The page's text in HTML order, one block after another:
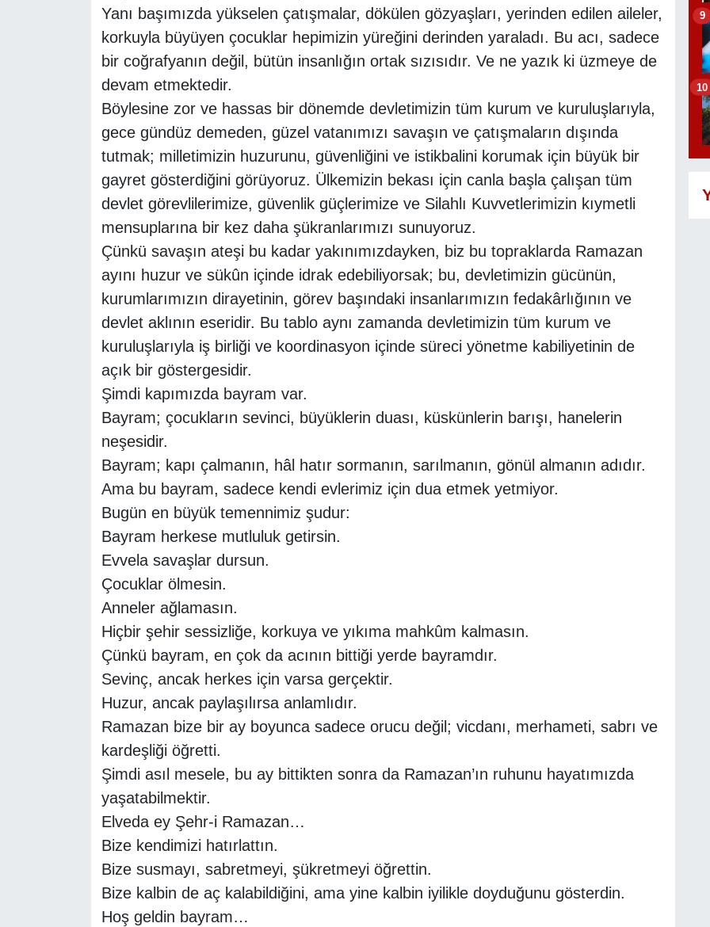
Yanı başımızda yükselen çatışmalar, dökülen gözyaşları, yerinden edilen aileler,
korkuyla büyüyen çocuklar hepimizin yüreğini derinden yaraladı. Bu acı, sadece
bir coğrafyanın değil, bütün insanlığın ortak sızısıdır. Ve ne yazık ki üzmeye de
devam etmektedir.
Böylesine zor ve hassas bir dönemde devletimizin tüm kurum ve kuruluşlarıyla,
gece gündüz demeden, güzel vatanımızı savaşın ve çatışmaların dışında
tutmak; milletimizin huzurunu, güvenliğini ve istikbalini korumak için büyük bir
gayret gösterdiğini görüyoruz. Ülkemizin bekası için canla başla çalışan tüm
devlet görevlilerimize, güvenlik güçlerimize ve Silahlı Kuvvetlerimizin kıymetli
mensuplarına bir kez daha şükranlarımızı sunuyoruz.
Çünkü savaşın ateşi bu kadar yakınımızdayken, biz bu topraklarda Ramazan
ayını huzur ve sükûn içinde idrak edebiliyorsak; bu, devletimizin gücünün,
kurumlarımızın dirayetinin, görev başındaki insanlarımızın fedakârlığının ve
devlet aklının eseridir. Bu tablo aynı zamanda devletimizin tüm kurum ve
kuruluşlarıyla iş birliği ve koordinasyon içinde süreci yönetme kabiliyetinin de
açık bir göstergesidir.
Şimdi kapımızda bayram var.
Bayram; çocukların sevinci, büyüklerin duası, küskünlerin barışı, hanelerin
neşesidir.
Bayram; kapı çalmanın, hâl hatır sormanın, sarılmanın, gönül almanın adıdır.
Ama bu bayram, sadece kendi evlerimiz için dua etmek yetmiyor.
Bugün en büyük temennimiz şudur:
Bayram herkese mutluluk getirsin.
Evvela savaşlar dursun.
Çocuklar ölmesin.
Anneler ağlamasın.
Hiçbir şehir sessizliğe, korkuya ve yıkıma mahkûm kalmasın.
Çünkü bayram, en çok da acının bittiği yerde bayramdır.
Sevinç, ancak herkes için varsa gerçektir.
Huzur, ancak paylaşılırsa anlamlıdır.
Ramazan bize bir ay boyunca sadece orucu değil; vicdanı, merhameti, sabrı ve
kardeşliği öğretti.
Şimdi asıl mesele, bu ay bittikten sonra da Ramazan’ın ruhunu hayatımızda
yaşatabilmektir.
Elveda ey Şehr-i Ramazan…
Bize kendimizi hatırlattın.
Bize susmayı, sabretmeyi, şükretmeyi öğrettin.
Bize kalbin de aç kalabildiğini, ama yine kalbin iyilikle doyduğunu gösterdin.
Hoş geldin bayram…
9
10